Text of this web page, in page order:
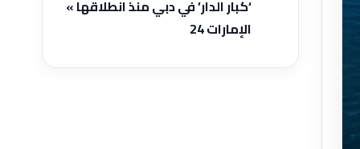
‘كبار الدار’ في دبي منذ انطلاقها »
الإمارات 24